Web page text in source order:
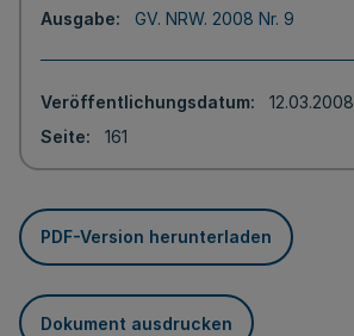
Ausgabe
GV. NRW. 2008 Nr. 9
Veröffentlichungsdatum
12.03.2008
Seite
161
PDF-Version herunterladen
Dokument ausdrucken